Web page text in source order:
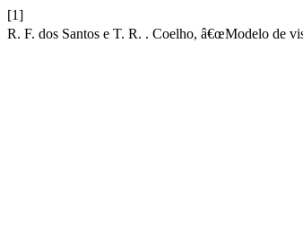
[1]
R. F. dos Santos e T. R. . Coelho, â€œModelo de